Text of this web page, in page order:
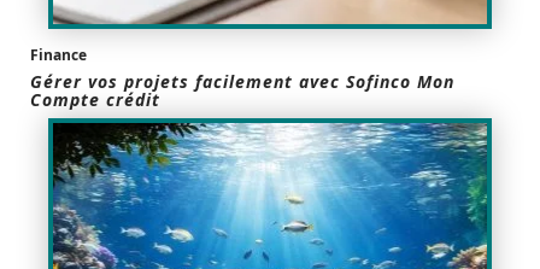
Finance
Gérer vos projets facilement avec Sofinco Mon
Compte crédit